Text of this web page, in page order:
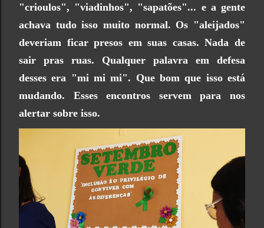
"crioulos", "viadinhos", "sapatões"... e a gente
achava tudo isso muito normal. Os "aleijados"
deveriam ficar presos em suas casas. Nada de
sair pras ruas. Qualquer palavra em defesa
desses era "mi mi mi". Que bom que isso está
mudando. Esses encontros servem para nos
alertar sobre isso.